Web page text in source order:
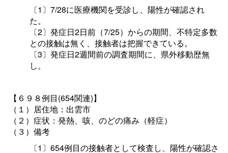
〔1〕7/28に医療機関を受診し、陽性が確認され
た。
〔2〕発症日2日前（7/25）からの期間、不特定多数
との接触は無く、接触者は把握できている。
〔3〕発症日2週間前の調査期間に、県外移動歴無
し。
【６９８例目(654関連)】
（１）居住地：出雲市
（２）症状：発熱、咳、のどの痛み（軽症）
（３）備考
〔1〕654例目の接触者として検査し、陽性が確認さ